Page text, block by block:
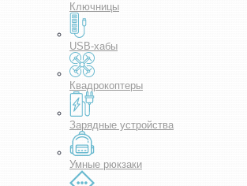
Ключницы
USB-хабы
Квадрокоптеры
Зарядные устройства
Умные рюкзаки